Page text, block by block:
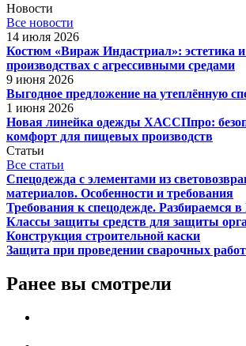
Новости
Все новости
14 июля 2026
Костюм «Вираж Индастриал»: эстетика и
производствах с агрессивными средами
9 июня 2026
Выгодное предложение на утеплённую
1 июня 2026
Новая линейка одежды ХАССПпро:
комфорт для пищевых производств
Статьи
Все статьи
Спецодежда с элементами из
материалов. Особенности и требования
Требования к спецодежде. Разбираемся
Классы защиты средств для защиты
Конструкция строительной каски
Защита при проведении сварочных работ
Ранее вы смотрели